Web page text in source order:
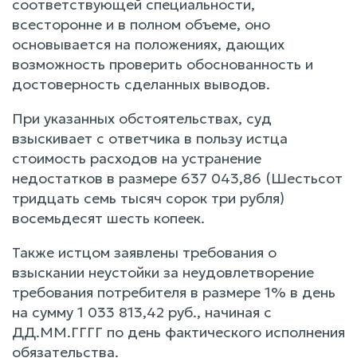
соответствующей специальности,
всесторонне и в полном объеме, оно
основывается на положениях, дающих
возможность проверить обоснованность и
достоверность сделанных выводов.
При указанных обстоятельствах, суд
взыскивает с ответчика в пользу истца
стоимость расходов на устранение
недостатков в размере 637 043,86 (Шестьсот
тридцать семь тысяч сорок три рубля)
восемьдесят шесть копеек.
Также истцом заявлены требования о
взыскании неустойки за неудовлетворение
требования потребителя в размере 1% в день
на сумму 1 033 813,42 руб., начиная с
ДД.ММ.ГГГГ по день фактического исполнения
обязательства.